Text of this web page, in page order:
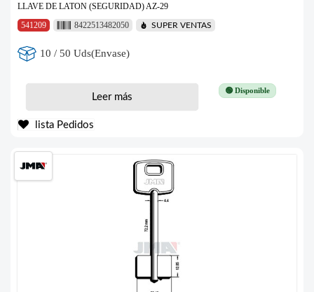
LLAVE DE LATON (SEGURIDAD) AZ-29
541209
8422513482050 SUPER VENTAS
10 / 50 Uds(Envase)
🟢 Disponible
Leer más
lista Pedidos